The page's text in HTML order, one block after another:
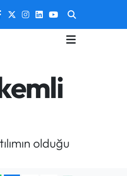
olduğu